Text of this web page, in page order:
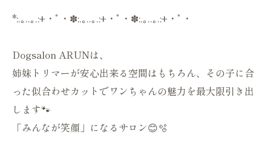
*:.｡..｡.:+・ﾟ・✽:.｡..｡.:+・ﾟ・✽:.｡..｡.:+・ﾟ・
Dogsalon ARUNは、
姉妹トリマーが安心出来る空間はもちろん、その子に合
った似合わせカットでワンちゃんの魅力を最大限引き出
します🐾
「みんなが笑顔」になるサロン😊🫧